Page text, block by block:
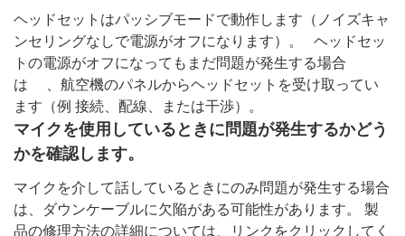
ヘッドセットはパッシブモードで動作します（ノイズキャ
ンセリングなしで電源がオフになります）。 ヘッドセッ
トの電源がオフになってもまだ問題が発生する場合
は 、航空機のパネルからヘッドセットを受け取ってい
ます（例 接続、配線、または干渉）。
マイクを使用しているときに問題が発生するかどう
かを確認します。
マイクを介して話しているときにのみ問題が発生する場合
は、ダウンケーブルに欠陥がある可能性があります。 製
品の修理方法の詳細については、リンクをクリックしてく